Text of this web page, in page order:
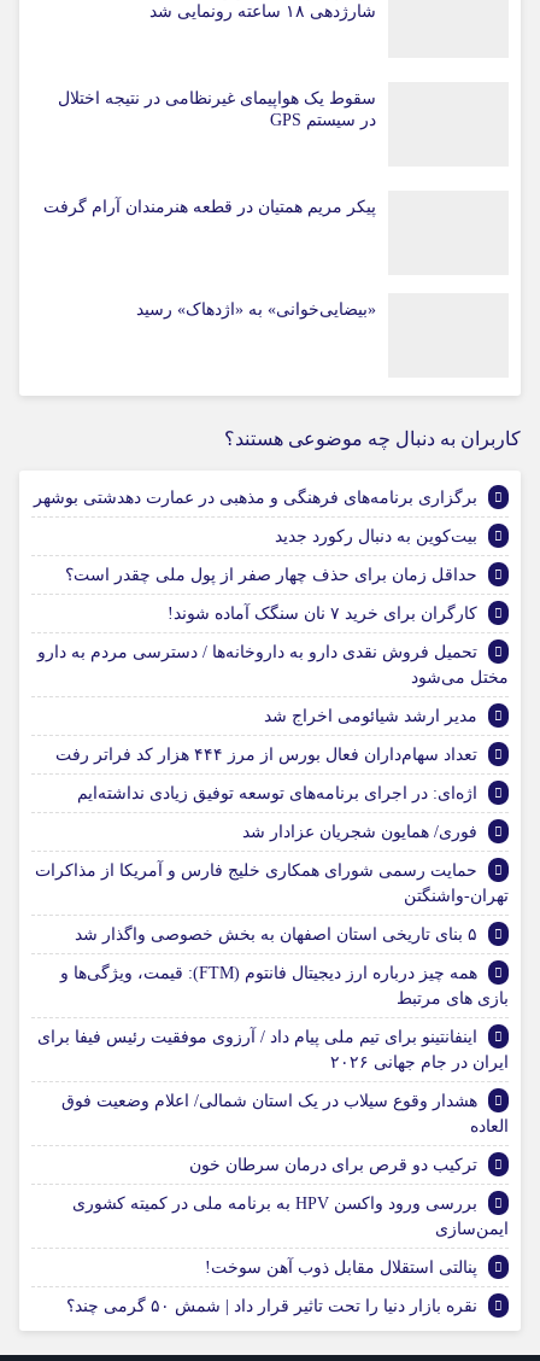
شارژدهی ۱۸ ساعته رونمایی شد
سقوط یک هواپیمای غیرنظامی در نتیجه اختلال
در سیستم‌ GPS
پیکر مریم همتیان در قطعه هنرمندان آرام گرفت
«بیضایی‌خوانی» به «اژدهاک» رسید
کاربران به دنبال چه موضوعی هستند؟
برگزاری برنامه‌های فرهنگی و مذهبی در عمارت دهدشتی بوشهر
بیت‌کوین به دنبال رکورد جدید
حداقل زمان برای حذف چهار صفر از پول ملی چقدر است؟
کارگران برای خرید ۷ نان سنگک آماده شوند!
تحمیل فروش نقدی دارو به داروخانه‌ها / دسترسی مردم به دارو
مختل می‌شود
مدیر ارشد شیائومی اخراج شد
تعداد سهام‌داران فعال بورس از مرز ۴۴۴ هزار کد فراتر رفت
اژه‌ای: در اجرای برنامه‌های توسعه توفیق زیادی نداشته‌ایم
فوری/ همایون شجریان عزادار شد
حمایت رسمی شورای همکاری خلیج فارس و آمریکا از مذاکرات
تهران-واشنگتن
۵ بنای تاریخی استان اصفهان به بخش خصوصی واگذار شد
همه ‌چیز درباره ارز دیجیتال فانتوم (FTM): قیمت، ویژگی‌ها و
بازی‌ های مرتبط
اینفانتینو برای تیم ملی پیام داد / آرزوی موفقیت رئیس فیفا برای
ایران در جام جهانی ۲۰۲۶
هشدار وقوع سیلاب در یک استان شمالی/ اعلام وضعیت فوق
العاده
ترکیب دو قرص برای درمان سرطان خون
بررسی ورود واکسن HPV به برنامه ملی در کمیته کشوری
ایمن‌سازی
پنالتی استقلال مقابل ذوب آهن سوخت!
نقره بازار دنیا را تحت تاثیر قرار داد | شمش ۵۰ گرمی چند؟